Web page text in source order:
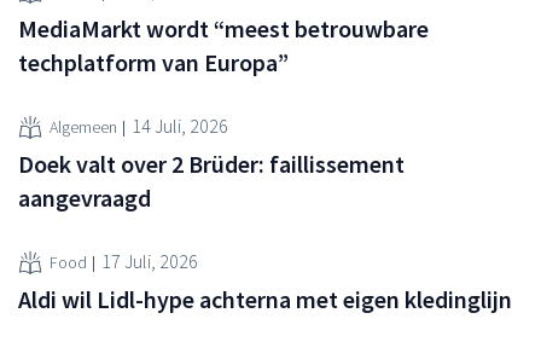
MediaMarkt wordt “meest betrouwbare
techplatform van Europa”
Algemeen 14 Juli, 2026
Doek valt over 2 Brüder: faillissement
aangevraagd
Food 17 Juli, 2026
Aldi wil Lidl-hype achterna met eigen kledinglijn